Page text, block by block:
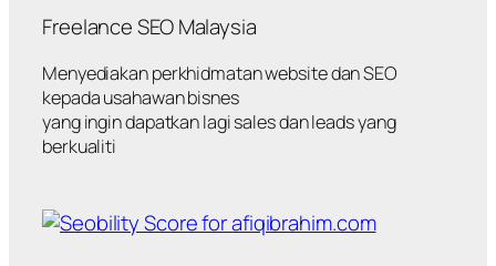
Freelance SEO Malaysia
Menyediakan perkhidmatan website dan SEO
kepada usahawan bisnes
yang ingin dapatkan lagi sales dan leads yang
berkualiti